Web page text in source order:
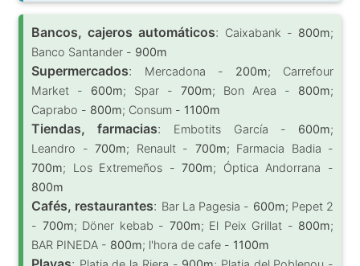
Bancos, cajeros automáticos: Caixabank - 800m;
Banco Santander - 900m
Supermercados: Mercadona - 200m; Carrefour
Market - 600m; Spar - 700m; Bon Area - 800m;
Caprabo - 800m; Consum - 1100m
Tiendas, farmacias: Embotits García - 600m;
Leandro - 700m; Renault - 700m; Farmacia Badia -
700m; Los Extremeños -700m; Óptica Andorrana -
800m
Cafés, restaurantes: Bar La Pagesia - 600m; Pepet 2
- 700m; Döner kebab - 700m; El Peix Grillat - 800m;
BAR PINEDA - 800m; l'hora de cafe - 1100m